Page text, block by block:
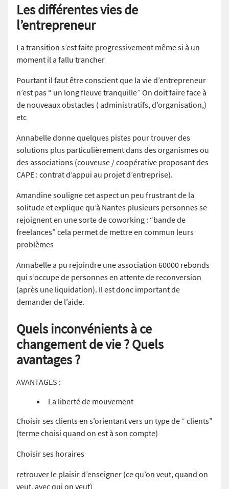
Les différentes vies de
l’entrepreneur
La transition s’est faite progressivement même si à un
moment il a fallu trancher
Pourtant il faut être conscient que la vie d’entrepreneur
n’est pas “ un long fleuve tranquille” On doit faire face à
de nouveaux obstacles ( administratifs, d’organisation,)
etc
Annabelle donne quelques pistes pour trouver des
solutions plus particulièrement dans des organismes ou
des associations (couveuse / coopérative proposant des
CAPE : contrat d’appui au projet d’entreprise).
Amandine souligne cet aspect un peu frustrant de la
solitude et explique qu’à Nantes plusieurs personnes se
rejoignent en une sorte de coworking : “bande de
freelances” cela permet de mettre en commun leurs
problèmes
Annabelle a pu rejoindre une association 60000 rebonds
qui s’occupe de personnes en attente de reconversion
(après une liquidation). Il est donc important de
demander de l’aide.
Quels inconvénients à ce
changement de vie ? Quels
avantages ?
AVANTAGES :
La liberté de mouvement
Choisir ses clients en s’orientant vers un type de “ clients”
(terme choisi quand on est à son compte)
Choisir ses horaires
retrouver le plaisir d’enseigner (ce qu’on veut, quand on
veut, avec qui on veut)